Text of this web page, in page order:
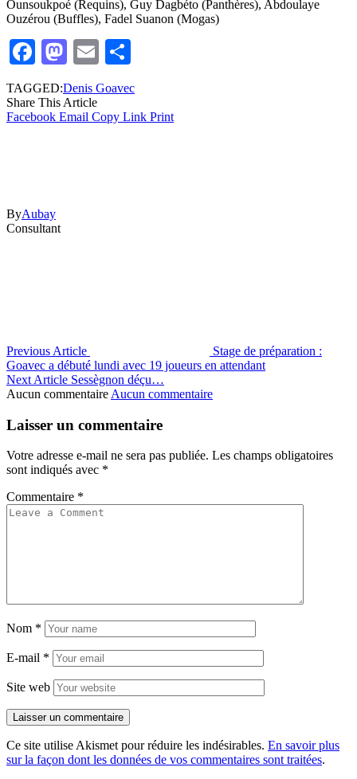
Ounsoukpoé (Requins), Guy Dagbéto (Panthères), Abdoulaye
Ouzérou (Buffles), Fadel Suanon (Mogas)
Facebook
Mastodon
Email
TAGGED:Denis Goavec
Share This Article
Facebook Email Copy Link Print
ByAubay
Consultant
Previous Article
Stage de préparation :
Goavec a débuté lundi avec 19 joueurs en attendant
Next Article Sessègnon déçu…
Aucun commentaire Aucun commentaire
Laisser un commentaire
Votre adresse e-mail ne sera pas publiée. Les champs obligatoires
sont indiqués avec *
Commentaire *
Nom *
E-mail *
Site web
Ce site utilise Akismet pour réduire les indésirables. En savoir plus
sur la façon dont les données de vos commentaires sont traitées.